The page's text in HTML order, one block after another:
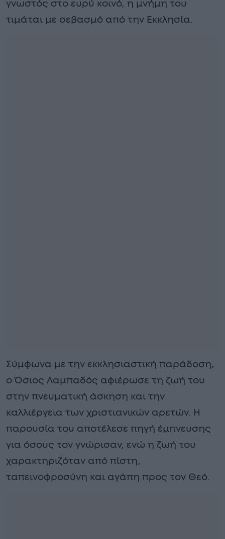
γνωστός στο ευρύ κοινό, η μνήμη του
τιμάται με σεβασμό από την Εκκλησία.
Σύμφωνα με την εκκλησιαστική παράδοση,
ο Όσιος Λαμπαδός αφιέρωσε τη ζωή του
στην πνευματική άσκηση και την
καλλιέργεια των χριστιανικών αρετών. Η
παρουσία του αποτέλεσε πηγή έμπνευσης
για όσους τον γνώρισαν, ενώ η ζωή του
χαρακτηριζόταν από πίστη,
ταπεινοφροσύνη και αγάπη προς τον Θεό.